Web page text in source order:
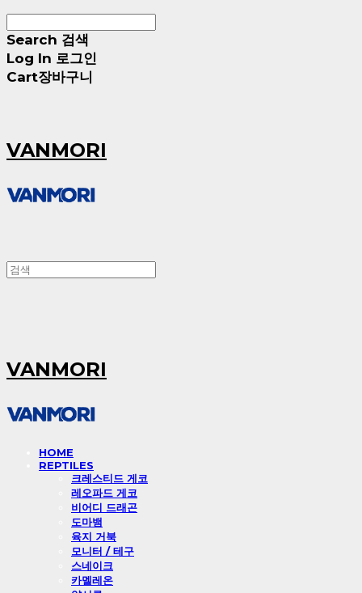
Search 검색
Log In 로그인
Cart장바구니
VANMORI
VANMORI
HOME
REPTILES
크레스티드 게코
레오파드 게코
비어디 드래곤
도마뱀
육지 거북
모니터 / 테구
스네이크
카멜레온